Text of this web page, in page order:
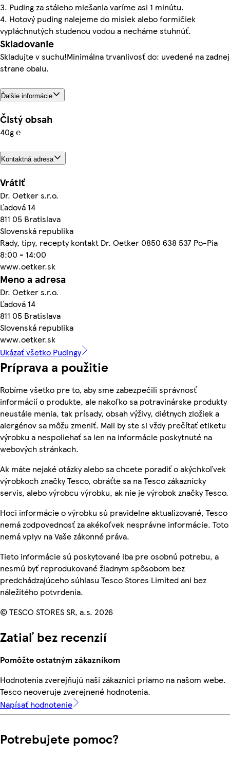
3. Puding za stáleho miešania varíme asi 1 minútu.
4. Hotový puding nalejeme do misiek alebo formičiek
vypláchnutých studenou vodou a necháme stuhnúť.
Skladovanie
Skladujte v suchu!Minimálna trvanlivosť do: uvedené na zadnej
strane obalu.
Ďalšie informácie
Čistý obsah
40g ℮
Kontaktná adresa
Vrátiť
Dr. Oetker s.r.o.
Ľadová 14
811 05 Bratislava
Slovenská republika
Rady, tipy, recepty kontakt Dr. Oetker 0850 638 537 Po-Pia
8:00 - 14:00
www.oetker.sk
Meno a adresa
Dr. Oetker s.r.o.
Ľadová 14
811 05 Bratislava
Slovenská republika
www.oetker.sk
Ukázať všetko Pudingy
Príprava a použitie
Robíme všetko pre to, aby sme zabezpečili správnosť
informácií o produkte, ale nakoľko sa potravinárske produkty
neustále menia, tak prísady, obsah výživy, diétnych zložiek a
alergénov sa môžu zmeniť. Mali by ste si vždy prečítať etiketu
výrobku a nespoliehať sa len na informácie poskytnuté na
webových stránkach.
Ak máte nejaké otázky alebo sa chcete poradiť o akýchkoľvek
výrobkoch značky Tesco, obráťte sa na Tesco zákaznícky
servis, alebo výrobcu výrobku, ak nie je výrobok značky Tesco.
Hoci informácie o výrobku sú pravidelne aktualizované, Tesco
nemá zodpovednosť za akékoľvek nesprávne informácie. Toto
nemá vplyv na Vaše zákonné práva.
Tieto informácie sú poskytované iba pre osobnú potrebu, a
nesmú byť reprodukované žiadnym spôsobom bez
predchádzajúceho súhlasu Tesco Stores Limited ani bez
náležitého potvrdenia.
© TESCO STORES SR, a.s. 2026
Zatiaľ bez recenzií
Pomôžte ostatným zákazníkom
Hodnotenia zverejňujú naši zákazníci priamo na našom webe.
Tesco neoveruje zverejnené hodnotenia.
Napísať hodnotenie
Potrebujete pomoc?